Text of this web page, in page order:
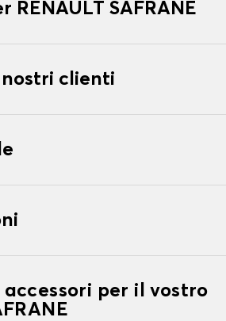
RENAULT SAFRANE
nostri clienti
per il vostro